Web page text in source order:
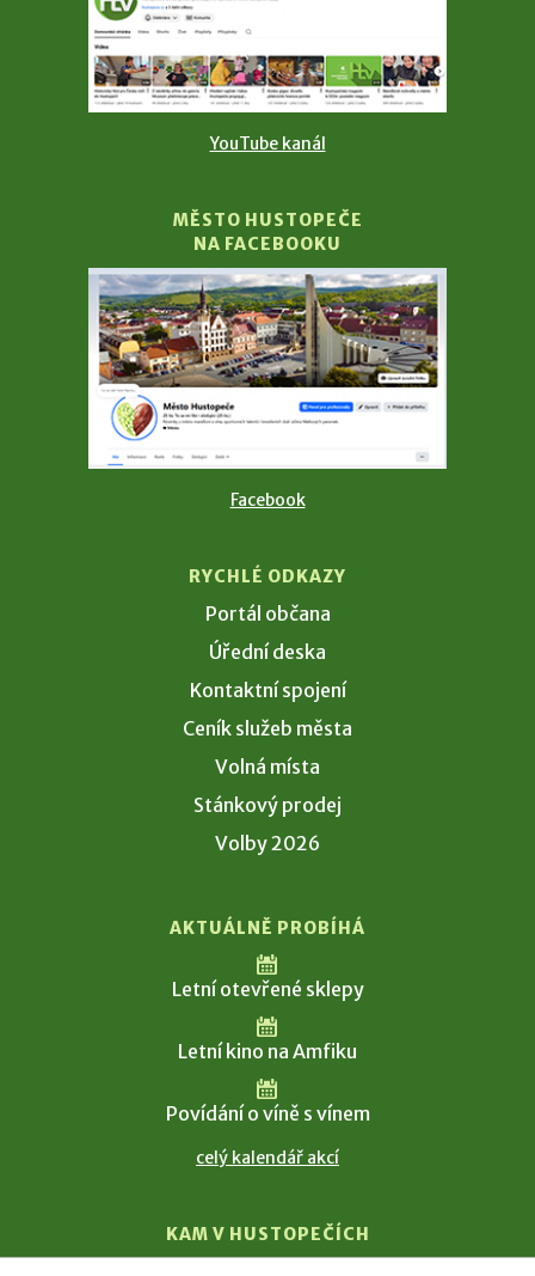
YouTube kanál
MĚSTO HUSTOPEČE
NA FACEBOOKU
Facebook
RYCHLÉ ODKAZY
Portál občana
Úřední deska
Kontaktní spojení
Ceník služeb města
Volná místa
Stánkový prodej
Volby 2026
AKTUÁLNĚ PROBÍHÁ
Letní otevřené sklepy
Letní kino na Amfiku
Povídání o víně s vínem
celý kalendář akcí
KAM V HUSTOPEČÍCH